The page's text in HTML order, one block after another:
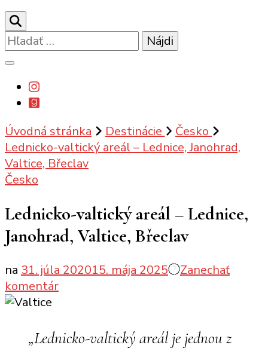
Hľadať:
Úvodná stránka Destinácie
Česko
Lednicko-valtický areál – Lednice, Janohrad,
Valtice, Břeclav
Česko
Lednicko-valtický areál – Lednice,
Janohrad, Valtice, Břeclav
na 31. júla 202015. mája 2025
Zanechať
komentárk
valtický
„Lednicko-valtický areál je jednou z